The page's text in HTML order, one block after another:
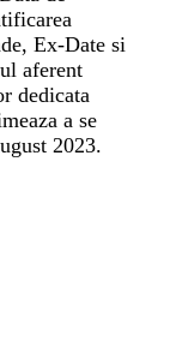
Ex-Date si
aferent
dedicata
a se
2023.